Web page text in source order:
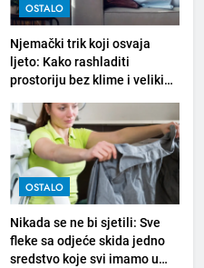
OSTALO
Njemački trik koji osvaja
ljeto: Kako rashladiti
prostoriju bez klime i velikih
OSTALO
Nikada se ne bi sjetili: Sve
fleke sa odjeće skida jedno
sredstvo koje svi imamo u